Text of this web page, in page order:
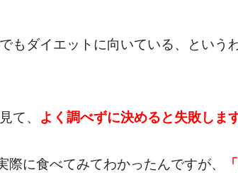
もダイエットに向いている、という
て、 よく調べずに決めると失敗しま
際に食べてみてわかったんですが、